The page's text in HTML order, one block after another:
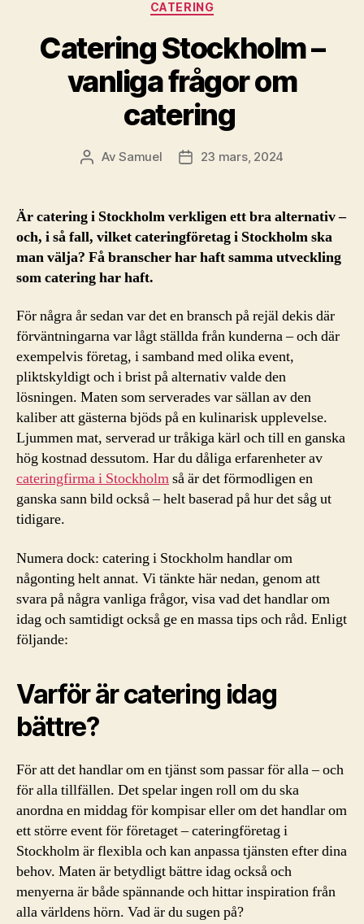
Kategorier
CATERING
Catering Stockholm –
vanliga frågor om
catering
Inläggsförfattare
AvSamuel Inläggsdatum
23 mars, 2024
Är catering i Stockholm verkligen ett bra alternativ –
och, i så fall, vilket cateringföretag i Stockholm ska
man välja? Få branscher har haft samma utveckling
som catering har haft.
För några år sedan var det en bransch på rejäl dekis där
förväntningarna var lågt ställda från kunderna – och där
exempelvis företag, i samband med olika event,
pliktskyldigt och i brist på alternativ valde den
lösningen. Maten som serverades var sällan av den
kaliber att gästerna bjöds på en kulinarisk upplevelse.
Ljummen mat, serverad ur tråkiga kärl och till en ganska
hög kostnad dessutom. Har du dåliga erfarenheter av
cateringfirma i Stockholmså är det förmodligen en
ganska sann bild också – helt baserad på hur det såg ut
tidigare.
Numera dock: catering i Stockholm handlar om
någonting helt annat. Vi tänkte här nedan, genom att
svara på några vanliga frågor, visa vad det handlar om
idag och samtidigt också ge en massa tips och råd. Enligt
följande:
Varför är catering idag
bättre?
För att det handlar om en tjänst som passar för alla – och
för alla tillfällen. Det spelar ingen roll om du ska
anordna en middag för kompisar eller om det handlar om
ett större event för företaget – cateringföretag i
Stockholm är flexibla och kan anpassa tjänsten efter dina
behov. Maten är betydligt bättre idag också och
menyerna är både spännande och hittar inspiration från
alla världens hörn. Vad är du sugen på?